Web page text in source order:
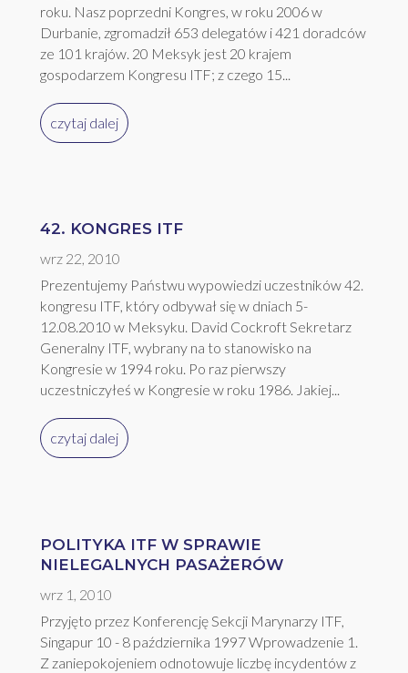
roku. Nasz poprzedni Kongres, w roku 2006 w
Durbanie, zgromadził 653 delegatów i 421 doradców
ze 101 krajów. 20 Meksyk jest 20 krajem
gospodarzem Kongresu ITF; z czego 15...
czytaj dalej
42. KONGRES ITF
wrz 22, 2010
Prezentujemy Państwu wypowiedzi uczestników 42.
kongresu ITF, który odbywał się w dniach 5-
12.08.2010 w Meksyku. David Cockroft Sekretarz
Generalny ITF, wybrany na to stanowisko na
Kongresie w 1994 roku. Po raz pierwszy
uczestniczyłeś w Kongresie w roku 1986. Jakiej...
czytaj dalej
POLITYKA ITF W SPRAWIE
NIELEGALNYCH PASAŻERÓW
wrz 1, 2010
Przyjęto przez Konferencję Sekcji Marynarzy ITF,
Singapur 10 - 8 października 1997 Wprowadzenie 1.
Z zaniepokojeniem odnotowuje liczbę incydentów z